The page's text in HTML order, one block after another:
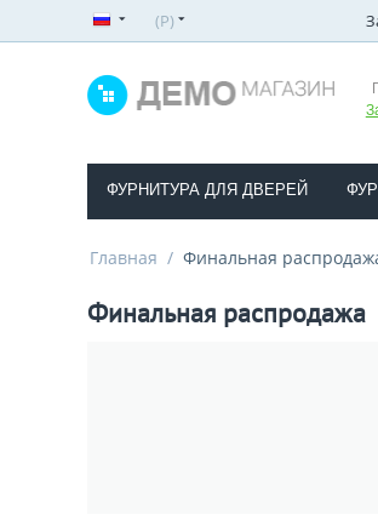
(Р)
ФУРНИТУРА ДЛЯ ДВЕРЕЙ
Главная / Финальная
Финальная распродажа